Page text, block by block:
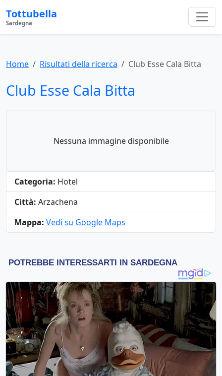
Tottubella
Sardegna
Home Risultati della ricerca Club Esse Cala Bitta
Club Esse Cala Bitta
Nessuna immagine disponibile
Categoria: Hotel
Città: Arzachena
Mappa: Vedi su Google Maps